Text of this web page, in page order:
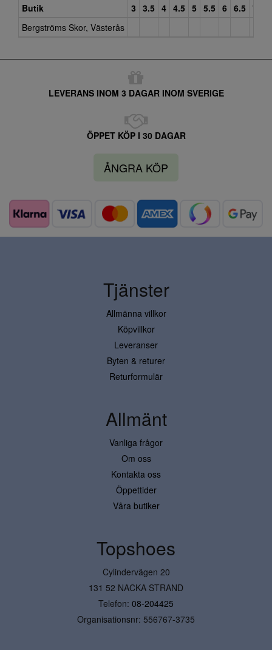
Butik
3 3.5 4 4.5 5 5.5 6 6.5 7
Bergströms Skor, Västerås
LEVERANS INOM 3 DAGAR INOM SVERIGE
ÖPPET KÖP I 30 DAGAR
ÅNGRA KÖP
Tjänster
Allmänna villkor
Köpvillkor
Leveranser
Byten & returer
Returformulär
Allmänt
Vanliga frågor
Om oss
Kontakta oss
Öppettider
Våra butiker
Topshoes
Cylindervägen 20
131 52 NACKA STRAND
Telefon: 08-204425
Organisationsnr: 556767-3735